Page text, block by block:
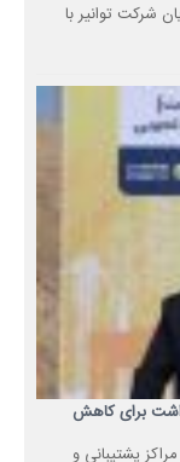
شرکت توانیر با
برای کاهش
پشتیبانی و